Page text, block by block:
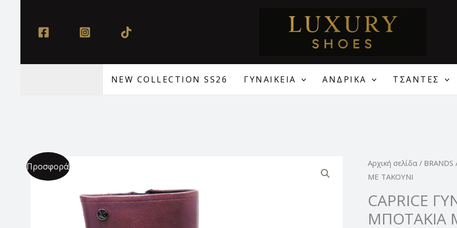
περιεχόμενο
NEW COLLECTION SS26 ΓΥΝΑΙΚΕΙΑ ΑΝΔΡΙΚΑ ΤΣΑΝΤΕΣ
Προσφορά! Αρχική σελίδα/ BRANDS
ΜΕ ΤΑΚΟΥΝΙ
CAPRICE
ΜΠΟΤΑΚΙΑ
CAPRICE
ΓΥΝΑΙΚΕΙΑ
ΜΠΟΤΑΚΙΑ
ΜΕ